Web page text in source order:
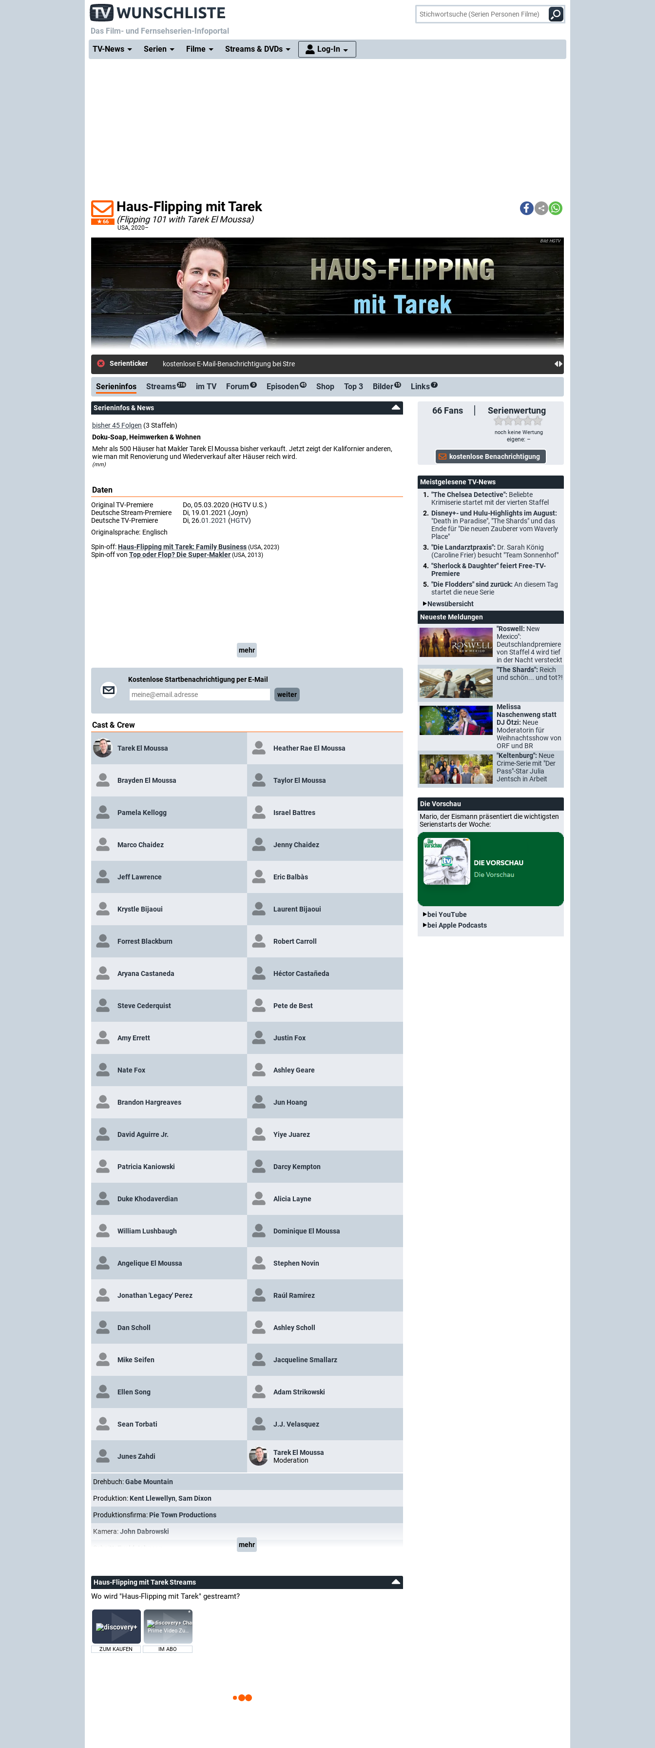
Das Film- und Fernsehserien-Infoportal
TV-News
Serien Filme Streams & DVDs Log-In
66
Haus-Flipping mit Tarek
(Flipping 101 with Tarek El Moussa)
USA, 2020–
HGTV
Serienticker kostenlose E-Mail-Benachrichtigung bei Streaming- oder TV-Start
Serieninfos Streams 216 im TV Forum 0 Episoden 45 Shop Top 3 Bilder 15 Links 7
66 Fans Serienwertung
noch keine Wertung
eigene: –
Serieninfos & News
bisher 45 Folgen (3 Staffeln)
Doku-Soap, Heimwerken & Wohnen
Mehr als 500 Häuser hat Makler Tarek El Moussa bisher verkauft. Jetzt zeigt der Kalifornier anderen,
wie man mit Renovierung und Wiederverkauf alter Häuser reich wird.
(mm)
Daten
Original TV-Premiere
Do, 05.03.2020 (HGTV U.S.)
Deutsche Stream-Premiere
Di, 19.01.2021 (Joyn)
Deutsche TV-Premiere
Di, 26.01.2021 (HGTV)
Originalsprache: Englisch
Spin-off:Haus-Flipping mit Tarek: Family Business (USA, 2023)
Spin-off von Top oder Flop? Die Super-Makler (USA, 2013)
mehr
Kostenlose Startbenachrichtigung per E-Mail
weiter
Cast & Crew
Tarek El Moussa Heather Rae El Moussa
Brayden El Moussa Taylor El Moussa
Pamela Kellogg Israel Battres
Marco Chaidez Jenny Chaidez
Jeff Lawrence Eric Balbàs
Krystle Bijaoui Laurent Bijaoui
Forrest Blackburn Robert Carroll
Aryana Castaneda Héctor Castañeda
Steve Cederquist Pete de Best
Amy Errett Justin Fox
Nate Fox Ashley Geare
Brandon Hargreaves Jun Hoang
David Aguirre Jr. Yiye Juarez
Patricia Kaniowski Darcy Kempton
Duke Khodaverdian Alicia Layne
William Lushbaugh Dominique El Moussa
Angelique El Moussa Stephen Novin
Jonathan 'Legacy' Perez Raúl Ramírez
Dan Scholl Ashley Scholl
Mike Seifen Jacqueline Smallarz
Ellen Song Adam Strikowski
Sean Torbati J.J. Velasquez
Junes Zahdi
Tarek El Moussa
Moderation
Drehbuch:Gabe Mountain
Produktion: Kent Llewellyn, Sam Dixon
Produktionsfirma: Pie Town Productions
Kamera:John Dabrowski
mehr
Haus-Flipping mit Tarek Streams
Wo wird "Haus-Flipping mit Tarek" gestreamt?
ZUM KAUFEN
Prime Video Zusatz-Kanäle
IM ABO
Meistgelesene TV-News
"The Chelsea Detective": Beliebte
Krimiserie startet mit der vierten Staffel
Disney+- und Hulu-Highlights im August:
"Death in Paradise", "The Shards" und das
Ende für "Die neuen Zauberer vom Waverly
Place"
"Die Landarztpraxis": Dr. Sarah König
(Caroline Frier) besucht "Team Sonnenhof"
"Sherlock & Daughter" feiert Free-TV-
Premiere
"Die Flodders" sind zurück: An diesem Tag
startet die neue Serie
Newsübersicht
Neueste Meldungen
"Roswell: New
Mexico":
Deutschlandpremiere
von Staffel 4 wird tief
in der Nacht versteckt
"The Shards": Reich
und schön... und tot?!
Melissa
Naschenweng statt
DJ Ötzi: Neue
Moderatorin für
Weihnachtsshow von
ORF und BR
"Keltenburg": Neue
Crime-Serie mit "Der
Pass"-Star Julia
Jentsch in Arbeit
Die Vorschau
Mario, der Eismann präsentiert die wichtigsten
Serienstarts der Woche:
bei YouTube
bei Apple Podcasts